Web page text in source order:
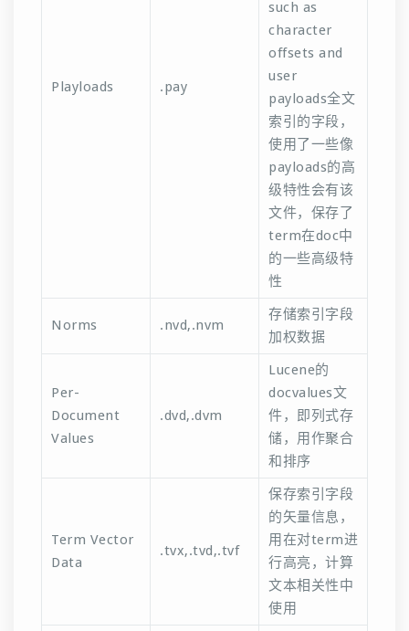
Playloads .pay
such as
character
offsets and
user
payloads全文
索引的字段，
使用了一些像
payloads的高
级特性会有该
文件，保存了
term在doc中
的一些高级特
性
Norms .nvd,.nvm
存储索引字段
加权数据
Per-
Document
Values
.dvd,.dvm
Lucene的
docvalues文
件，即列式存
储，用作聚合
和排序
Term Vector
Data
.tvx,.tvd,.tvf
保存索引字段
的矢量信息，
用在对term进
行高亮，计算
文本相关性中
使用